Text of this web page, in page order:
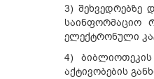
3) შეხვედრებზე
საინფორმაციო
ელექტრონული
4)
აქტივობების